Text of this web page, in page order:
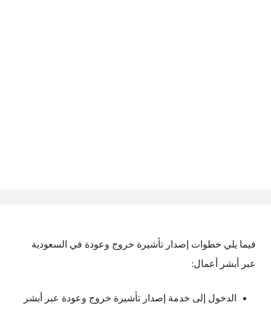
فيما يلي خطوات إصدار تأشيرة خروج وعودة في السعودية
عبر أبشر أعمال:
الدخول إلى خدمة إصدار تأشيرة خروج وعودة عبر أبشر